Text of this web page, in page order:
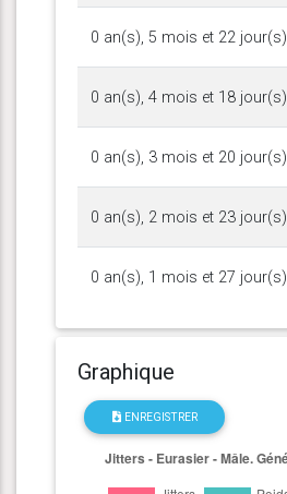
0 an(s), 5 mois et 22 jour(s)
0 an(s), 4 mois et 18 jour(s)
0 an(s), 3 mois et 20 jour(s)
0 an(s), 2 mois et 23 jour(s)
0 an(s), 1 mois et 27 jour(s)
Graphique
ENREGISTRER